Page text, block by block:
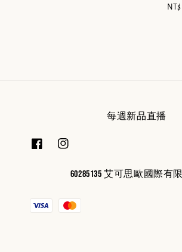
Sale
每週新品直播
60285135 艾可思歐國際有